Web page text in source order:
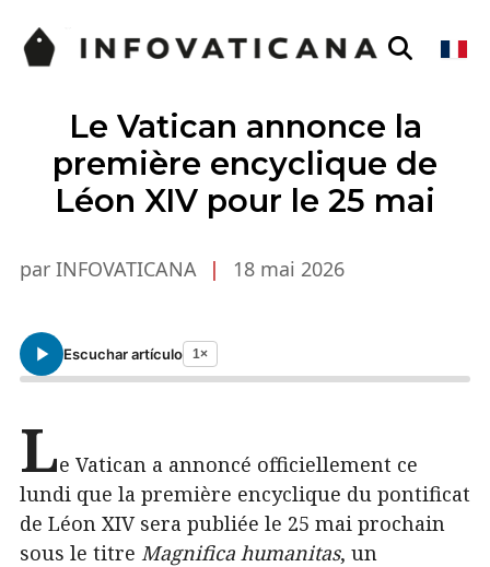
Le Vatican annonce la
première encyclique de
Léon XIV pour le 25 mai
par INFOVATICANA | 18 mai 2026
Escuchar artículo 1×
Le Vatican a annoncé officiellement ce
lundi que la première encyclique du pontificat
de Léon XIV sera publiée le 25 mai prochain
sous le titre Magnifica humanitas, un